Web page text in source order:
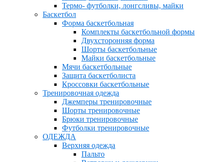
Термо- футболки, лонгсливы, майки
Баскетбол
Форма баскетбольная
Комплекты баскетбольной формы
Двухсторонняя форма
Шорты баскетбольные
Майки баскетбольные
Мячи баскетбольные
Защита баскетболиста
Кроссовки баскетбольные
Тренировочная одежда
Джемперы тренировочные
Шорты тренировочные
Брюки тренировочные
Футболки тренировочные
ОДЕЖДА
Верхняя одежда
Пальто